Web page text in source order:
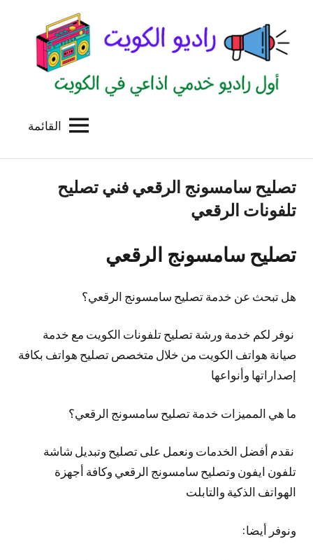
المحتوى
الكويت
للاعلانات
الخدمية
بالكويت
القائمة
تصليح سامسونج الرقعي فني تصليح
تلفونات الرقعي
تصليح سامسونج الرقعي
هل تبحث عن خدمة تصليح سامسونج الرقعي؟
نوفر لكم خدمة ورشة تصليح تلفونات الكويت مع خدمة
صيانة هواتف الكويت من خلال متخصص تصليح هواتف بكافة
إصداراتها وأنواعها
ما هي المميزات خدمة تصليح سامسونج الرقعي؟
نقدم أفضل الخدمات ونعمل على تصليح وتبديل شاشة
تلفون ايفون وتصليح سامسونج الرقعي وكافة أجهزة
الهواتف الذكية والتابلت
ونوفر أيضا: